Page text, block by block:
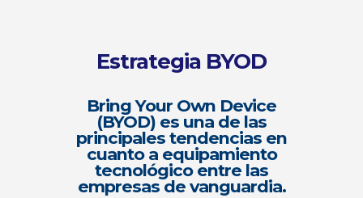
Estrategia BYOD
Bring Your Own Device
(BYOD) es una de las
principales tendencias en
cuanto a equipamiento
tecnológico entre las
empresas de vanguardia.